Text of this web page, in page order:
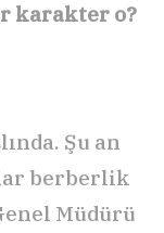
karakter o?
Şu an
berberlik
Müdürü